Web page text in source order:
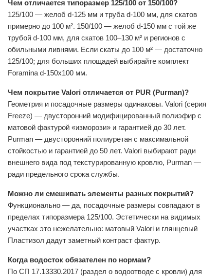
Чем отличается типоразмер 125/100 от 150/100?
125/100 — желоб d-125 мм и труба d-100 мм, для скатов
примерно до 100 м². 150/100 — желоб d-150 мм с той же
трубой d-100 мм, для скатов 100–130 м² и регионов с
обильными ливнями. Если скаты до 100 м² — достаточно
125/100; для больших площадей выбирайте комплект
Foramina d-150x100 мм.
Чем покрытие Valori отличается от PUR (Purman)?
Геометрия и посадочные размеры одинаковы. Valori (серия
Freeze) — двусторонний модифицированный полиэфир с
матовой фактурой «изморози» и гарантией до 30 лет.
Purman — двусторонний полиуретан с максимальной
стойкостью и гарантией до 50 лет. Valori выбирают ради
внешнего вида под текстурированную кровлю, Purman —
ради предельного срока службы.
Можно ли смешивать элементы разных покрытий?
Функционально — да, посадочные размеры совпадают в
пределах типоразмера 125/100. Эстетически на видимых
участках это нежелательно: матовый Valori и глянцевый
Пластизол дадут заметный контраст фактур.
Когда водосток обязателен по нормам?
По СП 17.13330.2017 (раздел о водоотводе с кровли) для